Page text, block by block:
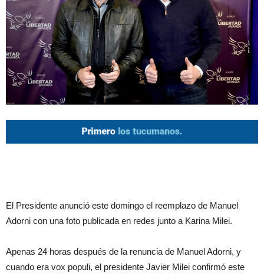
El Presidente anunció este domingo el reemplazo de Manuel
Adorni con una foto publicada en redes junto a Karina Milei.
Apenas 24 horas después de la renuncia de Manuel Adorni, y
cuando era vox populi, el presidente Javier Milei confirmó este